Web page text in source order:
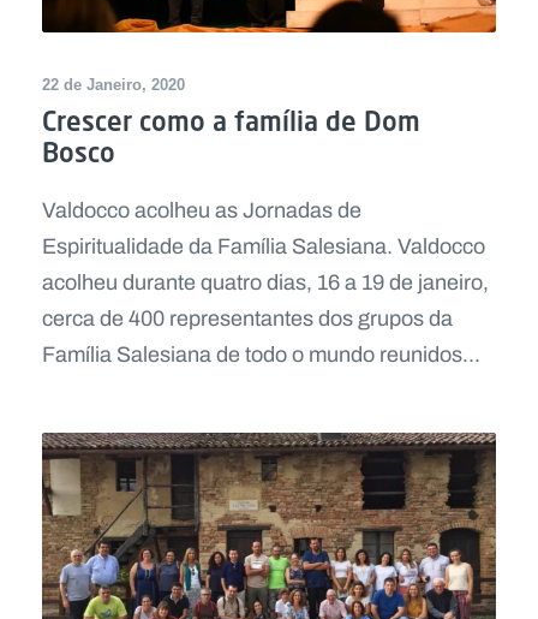
22 de Janeiro, 2020
Crescer como a família de Dom
Bosco
Valdocco acolheu as Jornadas de
Espiritualidade da Família Salesiana. Valdocco
acolheu durante quatro dias, 16 a 19 de janeiro,
cerca de 400 representantes dos grupos da
Família Salesiana de todo o mundo reunidos...